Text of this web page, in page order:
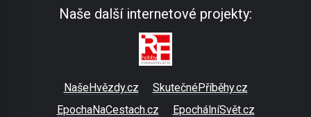
Naše další internetové projekty:
NašeHvězdy.cz
SkutečnéPříběhy.cz
EpochaNaCestach.cz
EpochálníSvět.cz